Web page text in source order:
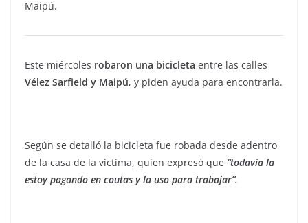
Maipú.
Este miércoles robaron una bicicleta entre las calles
Vélez Sarfield y Maipú, y piden ayuda para encontrarla.
Según se detalló la bicicleta fue robada desde adentro
de la casa de la víctima, quien expresó que “todavía la
estoy pagando en coutas y la uso para trabajar”.